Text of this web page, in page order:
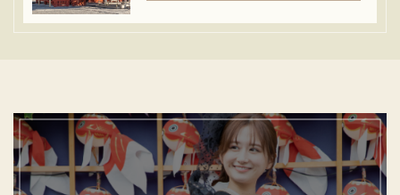
ヘアセット
手荷物のお預かり